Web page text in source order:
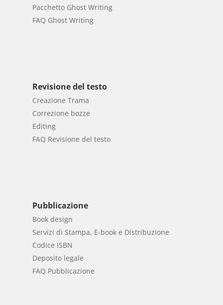
Pacchetto Ghost Writing
FAQ Ghost Writing
Revisione del testo
Creazione Trama
Correzione bozze
Editing
FAQ Revisione del testo
Pubblicazione
Book design
Servizi di Stampa, E-book e Distribuzione
Codice ISBN
Deposito legale
FAQ Pubblicazione